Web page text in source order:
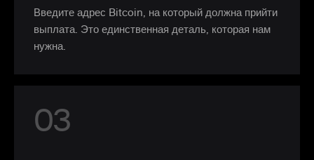
Введите адрес Bitcoin, на который должна прийти
выплата. Это единственная деталь, которая нам
нужна.
03